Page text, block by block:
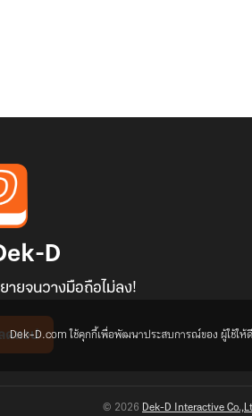
D
ยจนวางมือถือไม่ลง!
ดแอป
© 2026 Dek-D Interactive
Dek-D.com ใช้คุกกี้เพื่อพัฒนาประสบการณ์ของ ผู้ใช้ให้